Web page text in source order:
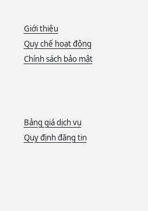
Giới thiệu
Quy chế hoạt động
Chính sách bảo mật
Bảng giá dịch vụ
Quy định đăng tin